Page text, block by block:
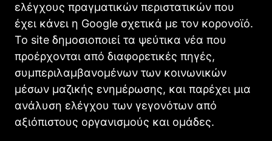
ελέγχους πραγματικών περιστατικών που
έχει κάνει η Google σχετικά με τον κορονοϊό.
Το site δημοσιοποιεί τα ψεύτικα νέα που
προέρχονται από διαφορετικές πηγές,
συμπεριλαμβανομένων των κοινωνικών
μέσων μαζικής ενημέρωσης, και παρέχει μια
ανάλυση ελέγχου των γεγονότων από
αξιόπιστους οργανισμούς και ομάδες.